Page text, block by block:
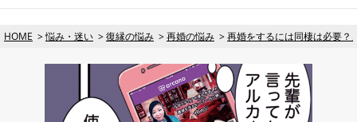
HOME 悩み・迷い 復縁の悩み 再婚の悩み 再婚をするには同棲は必要